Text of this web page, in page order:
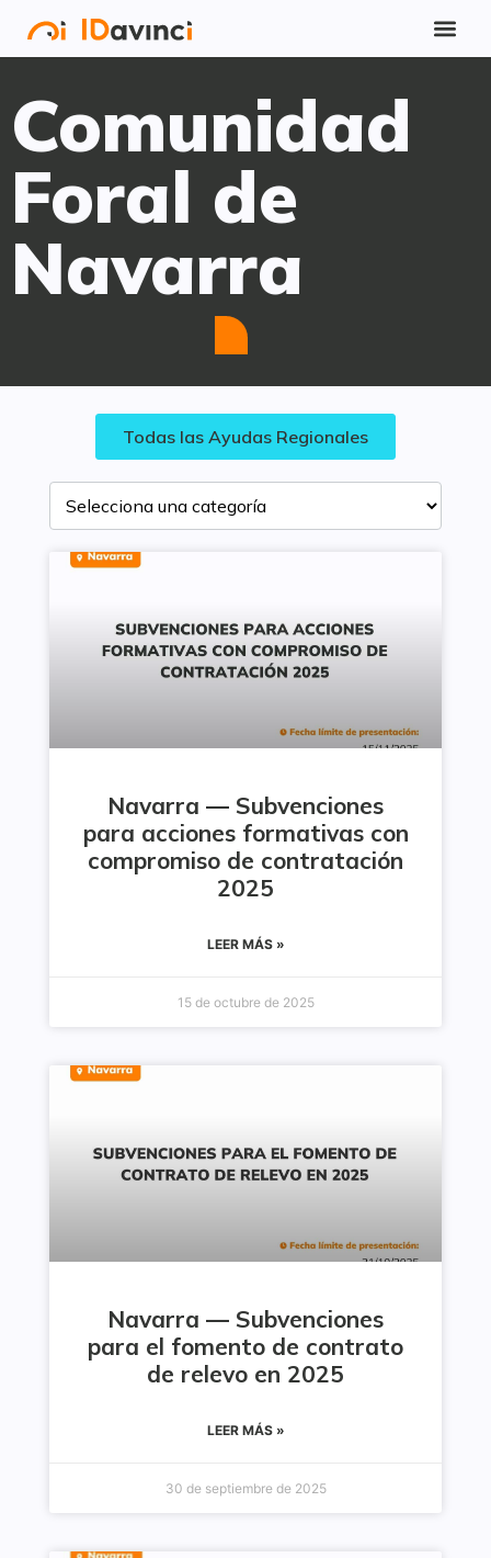
Comunidad
Foral de
Navarra
Todas las Ayudas Regionales
Navarra — Subvenciones
para acciones formativas con
compromiso de contratación
2025
LEER MÁS »
15 de octubre de 2025
Navarra — Subvenciones
para el fomento de contrato
de relevo en 2025
LEER MÁS »
30 de septiembre de 2025